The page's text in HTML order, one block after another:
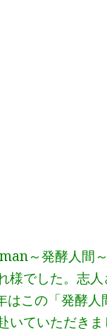
～発酵人間～
様でした。志
この「発酵人
いていただき